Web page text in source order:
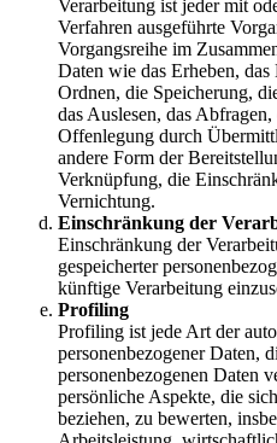
Verarbeitung ist jeder mit
Verfahren ausgeführte
Vorgangsreihe im
Daten wie das Erheben,
Ordnen, die Speicherung,
das Auslesen, das
Offenlegung durch
andere Form der
Verknüpfung, die
Vernichtung.
Einschränkung der
Einschränkung der
gespeicherter
künftige Verarbeitung
Profiling
Profiling ist jede Art der
personenbezogener Daten,
personenbezogenen Daten
persönliche Aspekte, die
beziehen, zu bewerten,